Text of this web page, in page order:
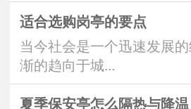
适合选购岗亭的要点
当今社会是一个迅速发展
渐的趋向于城...
夏季保安亭怎么隔热与降温